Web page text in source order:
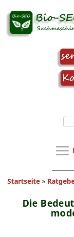
Startseite »
Die